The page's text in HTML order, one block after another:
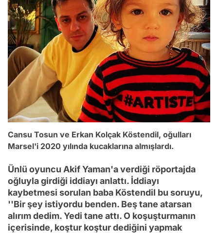
Cansu Tosun ve Erkan Kolçak Köstendil, oğulları
Marsel'i 2020 yılında kucaklarına almışlardı.
Ünlü oyuncu Akif Yaman'a verdiği röportajda
oğluyla girdiği iddiayı anlattı. İddiayı
kaybetmesi sorulan baba Köstendil bu soruyu,
''Bir şey istiyordu benden. Beş tane atarsan
alırım dedim. Yedi tane attı. O koşuşturmanın
içerisinde, koştur koştur dediğini yapmak